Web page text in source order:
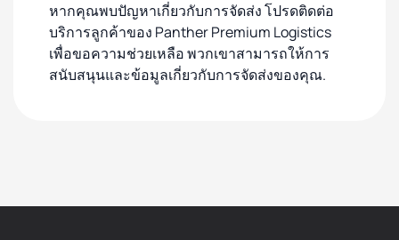
หากคุณพบปัญหาเกี่ยวกับการจัดส่ง โปรดติดต่อ
บริการลูกค้าของ Panther Premium Logistics
เพื่อขอความช่วยเหลือ พวกเขาสามารถให้การ
สนับสนุนและข้อมูลเกี่ยวกับการจัดส่งของคุณ.